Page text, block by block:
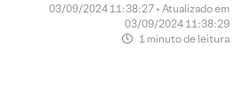
03/09/2024 11:38:27 • Atualizado em
03/09/2024 11:38:29
1 minuto de leitura